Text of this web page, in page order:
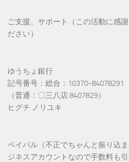
ご支援、サポート（この活動に感
ださい）
ゆうちょ銀行
記号番号：総合：10370-84078291
（普通：〇三八店 8407829）
ヒグチ ノリユキ
ペイパル（不正でちゃんと振り込
ジネスアカウントなので手数料も引